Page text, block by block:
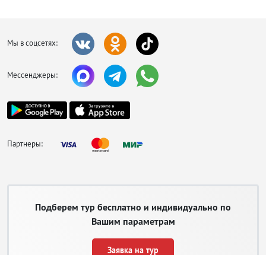
культуры с азиатской. Именно здесь можно найти самые лучшие
подделки и реплики знаменитых брендов.
великолепные пейзажи из зелени, цветущих деревьев и цветов.
является самым аутентичным и экзотичным для туристов,
Харбин , основанный русскими, своей первоначальной
архитектурой напоминает типичный советский город.
Гонконг
– автономный регион, где проживают миллионы людей
различных национальностей. Это самый «высотный» город страны,
достопримечательностей и покупок обязательно попробуйте китайскую
еду, побывайте на каком-нибудь шоу, представлении или спектакле,
прогуляйтесь по многолюдным улицам и познакомьтесь с местными
Мы в соцсетях:
Мессенджеры:
Партнеры:
Подберем тур бесплатно и индивидуально по
Вашим параметрам
Заявка на тур